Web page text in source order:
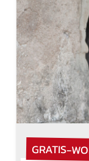
GRATIS-